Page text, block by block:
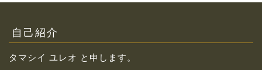
自己紹介
タマシイ ユレオ と申します。